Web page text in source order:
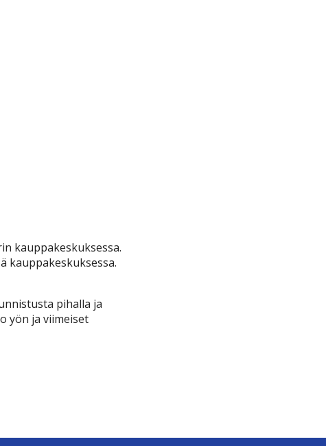
kauppakeskuksessa.
kauppakeskuksessa.
pihalla ja
yön ja viimeiset